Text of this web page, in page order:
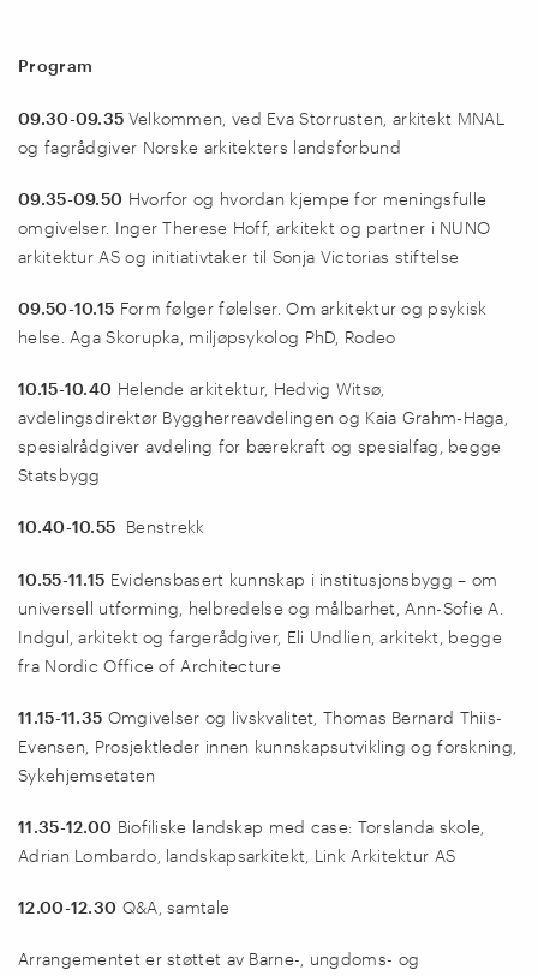
Program
09.30-09.35 Velkommen, ved Eva Storrusten, arkitekt MNAL
og fagrådgiver Norske arkitekters landsforbund
09.35-09.50 Hvorfor og hvordan kjempe for meningsfulle
omgivelser. Inger Therese Hoff, arkitekt og partner i NUNO
arkitektur AS og initiativtaker til Sonja Victorias stiftelse
09.50-10.15 Form følger følelser. Om arkitektur og psykisk
helse. Aga Skorupka, miljøpsykolog PhD, Rodeo
10.15-10.40 Helende arkitektur, Hedvig Witsø,
avdelingsdirektør Byggherreavdelingen og Kaia Grahm-Haga,
spesialrådgiver avdeling for bærekraft og spesialfag, begge
Statsbygg
10.40-10.55 Benstrekk
10.55-11.15 Evidensbasert kunnskap i institusjonsbygg – om
universell utforming, helbredelse og målbarhet, Ann-Sofie A.
Indgul, arkitekt og fargerådgiver, Eli Undlien, arkitekt, begge
fra Nordic Office of Architecture
11.15-11.35 Omgivelser og livskvalitet, Thomas Bernard Thiis-
Evensen, Prosjektleder innen kunnskapsutvikling og forskning,
Sykehjemsetaten
11.35-12.00 Biofiliske landskap med case: Torslanda skole,
Adrian Lombardo, landskapsarkitekt, Link Arkitektur AS
12.00-12.30 Q&A, samtale
Arrangementet er støttet av Barne-, ungdoms- og